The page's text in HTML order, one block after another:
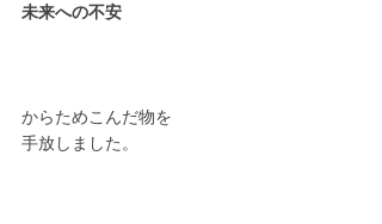
未来への不安
からためこんだ物を
手放しました。